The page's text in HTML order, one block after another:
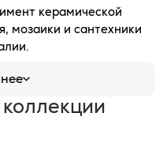
керамической
мозаики и сантехники